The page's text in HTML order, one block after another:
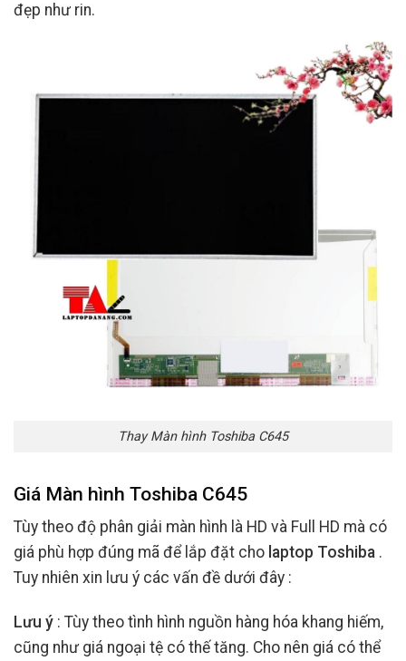
đẹp như rin.
Thay Màn hình Toshiba C645
Giá Màn hình Toshiba C645
Tùy theo độ phân giải màn hình là HD và Full HD mà có
giá phù hợp đúng mã để lắp đặt cho laptop Toshiba .
Tuy nhiên xin lưu ý các vấn đề dưới đây :
Lưu ý : Tùy theo tình hình nguồn hàng hóa khang hiếm,
cũng như giá ngoại tệ có thế tăng. Cho nên giá có thể